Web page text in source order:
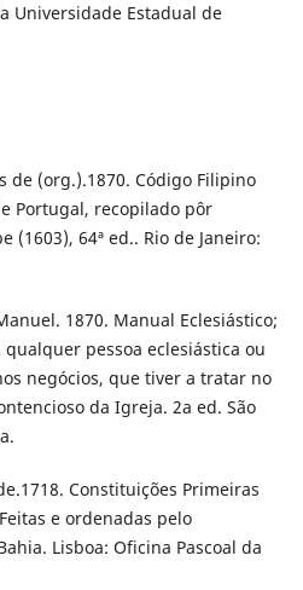
Universidade Estadual de
de (org.).1870. Código Filipino
Portugal, recopilado pôr
(1603), 64ª ed.. Rio de Janeiro:
1870. Manual Eclesiástico;
pessoa eclesiástica ou
negócios, que tiver a tratar no
da Igreja. 2a ed. São
Constituições Primeiras
e ordenadas pelo
Lisboa: Oficina Pascoal da